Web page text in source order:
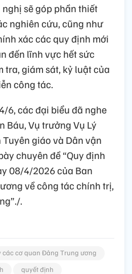
sẽ góp phần thiết
nghiên cứu, cũng như
xác các quy định mới
đến lĩnh vực hết sức
tra, giám sát, kỷ luật của
công tác.
6, các đại biểu đã nghe
Báu, Vụ trưởng Vụ Lý
giáo và Dân vận
chuyên đề “Quy định
08/4/2026 của Ban
về công tác chính trị,
.
các cơ quan Đảng Trung ương
quyết định